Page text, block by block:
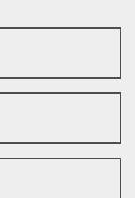
i tuoi dati e le tue
e profilazione, e
di acquisire il tuo
Cookie